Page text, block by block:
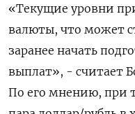
«Текущие уровни
валюты, что может
заранее начать
выплат», - считает
По его мнению, при